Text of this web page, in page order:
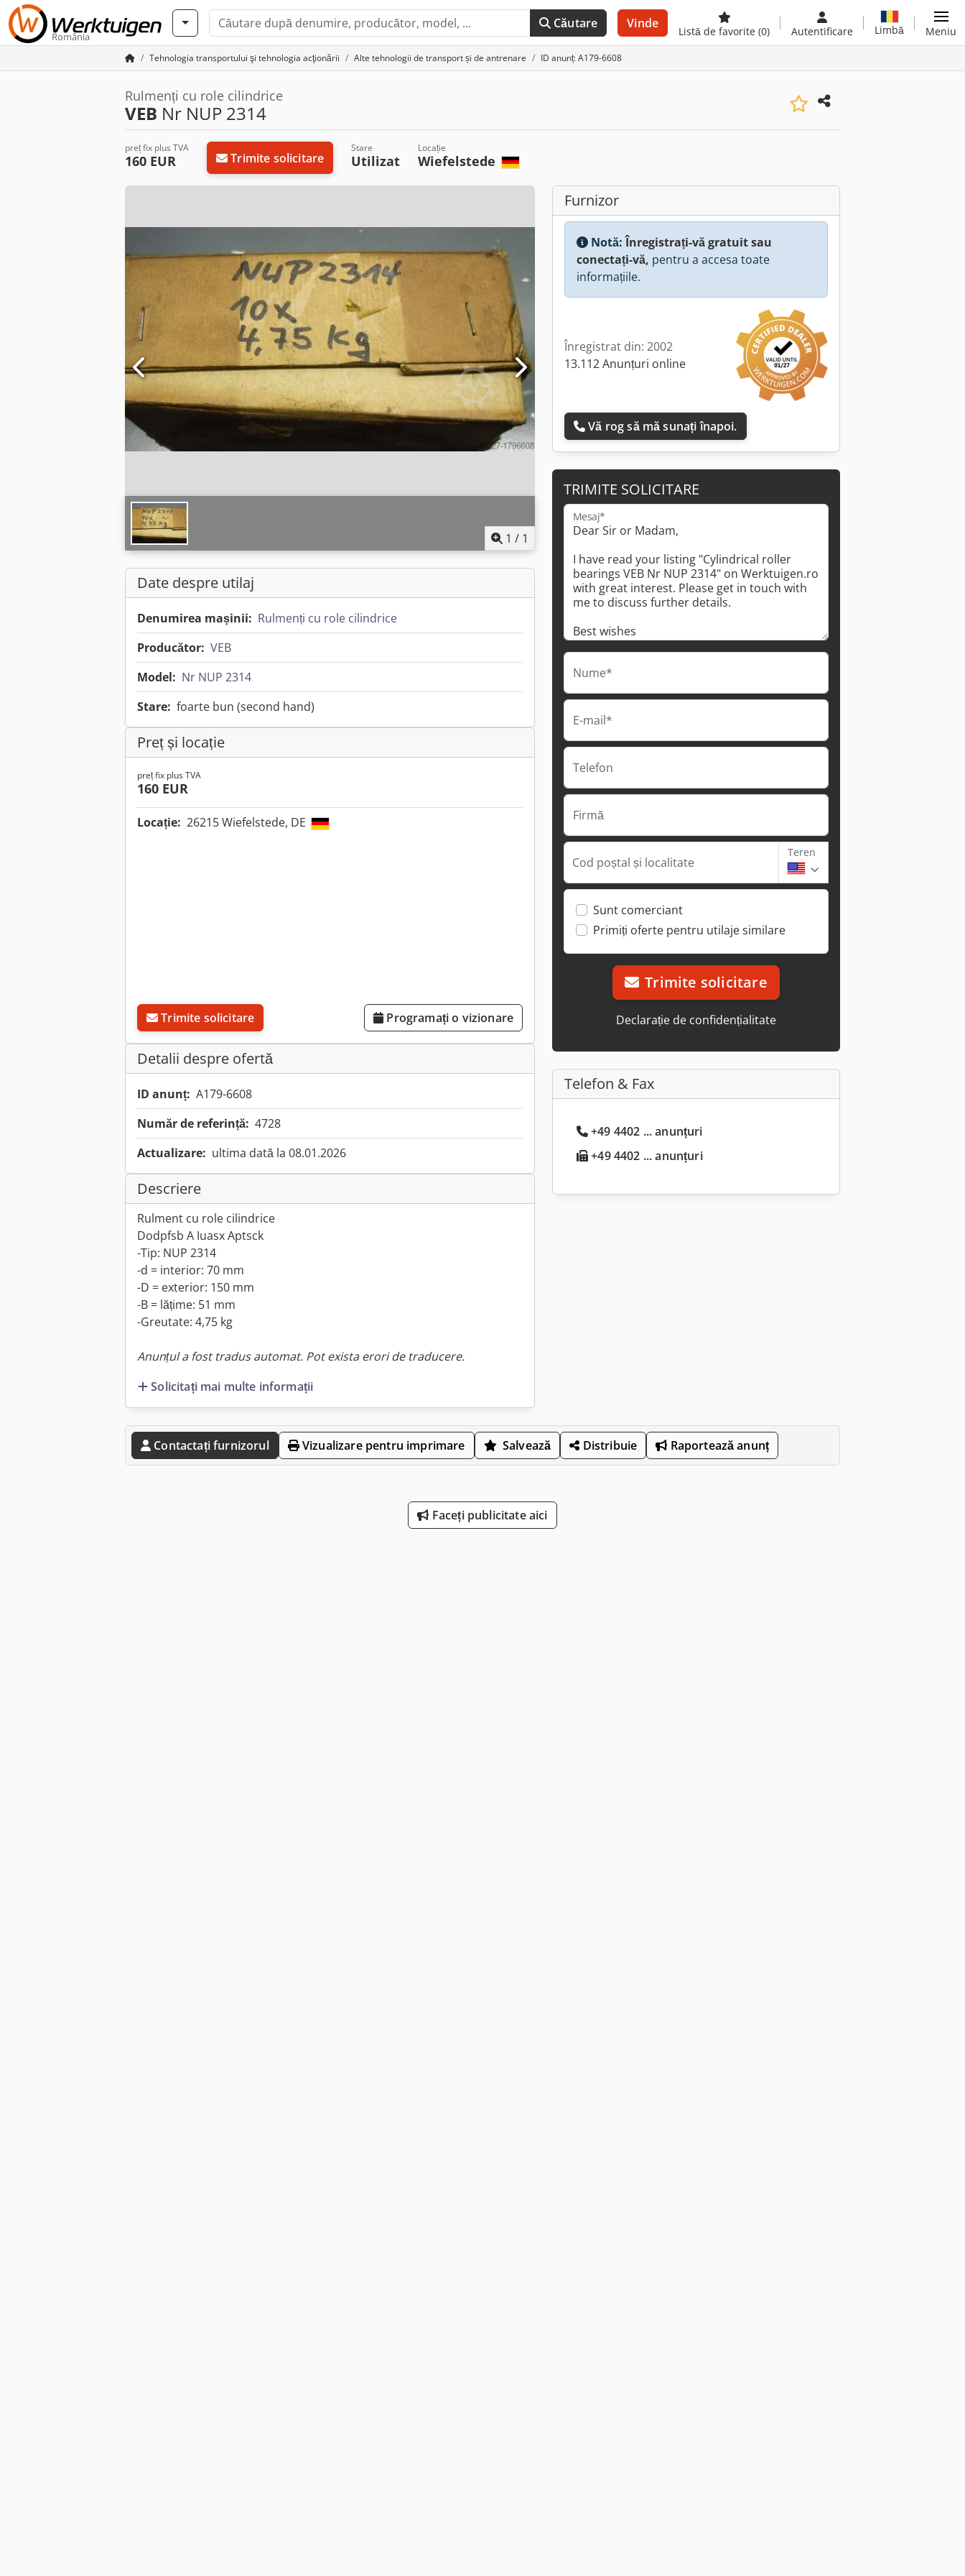
România
Căutare Vinde
Listă de favorite (0) Autentificare Limbă Meniu
Tehnologia transportului şi tehnologia acţionării Alte tehnologii de transport și de antrenare ID anunț: A179-6608
Rulmenți cu role cilindrice
VEB Nr NUP 2314
preț fix plus TVA
160 EUR Trimite solicitare
Stare
Utilizat
Locație
Wiefelstede
Solicită mai multe imagini
1 / 1
Date despre utilaj
Denumirea mașinii: Rulmenți cu role cilindrice
Producător: VEB
Model: Nr NUP 2314
Stare: foarte bun (second hand)
Preț și locație
preț fix plus TVA
160 EUR
Locație: 26215 Wiefelstede, DE
Trimite solicitare Programați o vizionare
Detalii despre ofertă
ID anunț: A179-6608
Număr de referință: 4728
Actualizare: ultima dată la 08.01.2026
Descriere
Rulment cu role cilindrice
Dodpfsb A Iuasx Aptsck
-Tip: NUP 2314
-d = interior: 70 mm
-D = exterior: 150 mm
-B = lățime: 51 mm
-Greutate: 4,75 kg
Anunțul a fost tradus automat. Pot exista erori de traducere.
Solicitați mai multe informații
Furnizor
Notă:Înregistrați-vă gratuit sau
conectați-vă, pentru a accesa toate
informațiile.
Înregistrat din: 2002
13.112 Anunțuri online
Vă rog să mă sunați înapoi.
TRIMITE SOLICITARE
Mesaj*
Nume*
E-mail*
Telefon
Firmă
Cod poștal și localitate
Teren
Sunt comerciant
Primiți oferte pentru utilaje similare
Trimite solicitare
Declarație de confidențialitate
Telefon & Fax
+49 4402 ... anunțuri
+49 4402 ... anunțuri
Contactați furnizorul Vizualizare pentru imprimare Salvează Distribuie Raportează anunț
Faceți publicitate aici